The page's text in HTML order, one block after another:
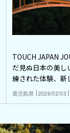
TOUCH JAPAN
だ見ぬ日本の美し
練された体験、新
鹿児島県 2026/02/03